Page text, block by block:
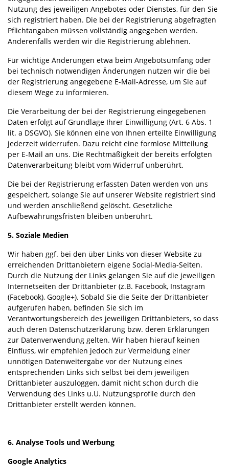
Nutzung des jeweiligen Angebotes oder Dienstes, für den Sie
sich registriert haben. Die bei der Registrierung abgefragten
Pflichtangaben müssen vollständig angegeben werden.
Anderenfalls werden wir die Registrierung ablehnen.
Für wichtige Änderungen etwa beim Angebotsumfang oder
bei technisch notwendigen Änderungen nutzen wir die bei
der Registrierung angegebene E-Mail-Adresse, um Sie auf
diesem Wege zu informieren.
Die Verarbeitung der bei der Registrierung eingegebenen
Daten erfolgt auf Grundlage Ihrer Einwilligung (Art. 6 Abs. 1
lit. a DSGVO). Sie können eine von Ihnen erteilte Einwilligung
jederzeit widerrufen. Dazu reicht eine formlose Mitteilung
per E-Mail an uns. Die Rechtmäßigkeit der bereits erfolgten
Datenverarbeitung bleibt vom Widerruf unberührt.
Die bei der Registrierung erfassten Daten werden von uns
gespeichert, solange Sie auf unserer Website registriert sind
und werden anschließend gelöscht. Gesetzliche
Aufbewahrungsfristen bleiben unberührt.
5. Soziale Medien
Wir haben ggf. bei den über Links von dieser Website zu
erreichenden Drittanbietern eigene Social-Media-Seiten.
Durch die Nutzung der Links gelangen Sie auf die jeweiligen
Internetseiten der Drittanbieter (z.B. Facebook, Instagram
(Facebook), Google+). Sobald Sie die Seite der Drittanbieter
aufgerufen haben, befinden Sie sich im
Verantwortungsbereich des jeweiligen Drittanbieters, so dass
auch deren Datenschutzerklärung bzw. deren Erklärungen
zur Datenverwendung gelten. Wir haben hierauf keinen
Einfluss, wir empfehlen jedoch zur Vermeidung einer
unnötigen Datenweitergabe vor der Nutzung eines
entsprechenden Links sich selbst bei dem jeweiligen
Drittanbieter auszuloggen, damit nicht schon durch die
Verwendung des Links u.U. Nutzungsprofile durch den
Drittanbieter erstellt werden können.
6. Analyse Tools und Werbung
Google Analytics